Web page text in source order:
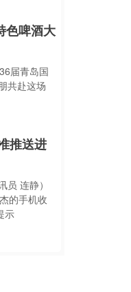
色啤酒大
届青岛国
共赴这场
推送进
连静）
的手机收
示